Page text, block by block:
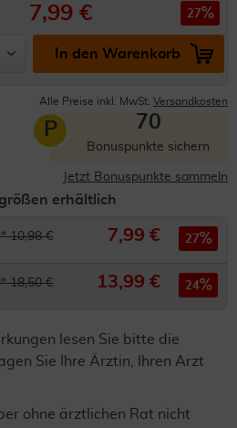
7,99 € 27
In den Warenkorb
Alle Preise inkl. MwSt. Versandkosten
P 70
Bonuspunkte sichern
Jetzt Bonuspunkte sammeln
erhältlich
10,98 € 7,99 € 27
18,50 € 13,99 € 24
lesen Sie bitte die
Sie Ihre Ärztin, Ihren Arzt
ohne ärztlichen Rat nicht